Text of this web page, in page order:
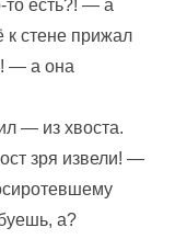
то есть?! — а
к стене прижал
— а она
— из хвоста.
зря извели! —
а?